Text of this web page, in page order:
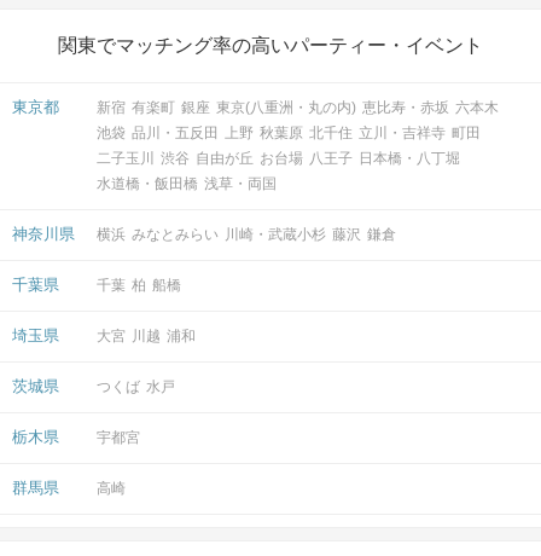
関東でマッチング率の高いパーティー・イベント
東京都 新宿 有楽町 銀座 東京(八重洲・丸の内) 恵比寿・赤坂 六本木
池袋 品川・五反田 上野 秋葉原 北千住 立川・吉祥寺 町田
二子玉川
渋谷 自由が丘 お台場 八王子 日本橋・八丁堀
水道橋・飯田橋 浅草・両国
神奈川県 横浜 みなとみらい 川崎・武蔵小杉 藤沢 鎌倉
千葉県 千葉 柏 船橋
埼玉県 大宮 川越 浦和
茨城県 つくば 水戸
栃木県 宇都宮
群馬県 高崎